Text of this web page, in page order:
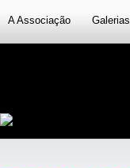
A Associação Galerias